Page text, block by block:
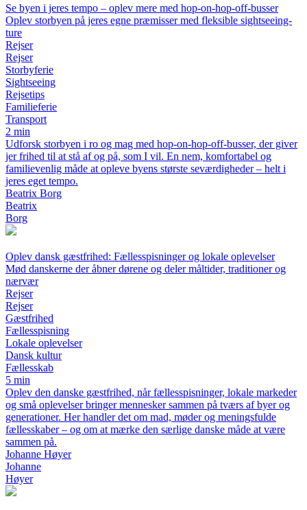
Se byen i jeres tempo – oplev mere med hop-on-hop-off-busser
Oplev storbyen på jeres egne præmisser med fleksible sightseeing-
ture
Rejser
Rejser
Storbyferie
Sightseeing
Rejsetips
Familieferie
Transport
2 min
Udforsk storbyen i ro og mag med hop-on-hop-off-busser, der giver
jer frihed til at stå af og på, som I vil. En nem, komfortabel og
familievenlig måde at opleve byens største seværdigheder – helt i
jeres eget tempo.
Beatrix Borg
Beatrix
Borg
Oplev dansk gæstfrihed: Fællesspisninger og lokale oplevelser
Mød danskerne der åbner dørene og deler måltider, traditioner og
nærvær
Rejser
Rejser
Gæstfrihed
Fællesspisning
Lokale oplevelser
Dansk kultur
Fællesskab
5 min
Oplev den danske gæstfrihed, når fællesspisninger, lokale markeder
og små oplevelser bringer mennesker sammen på tværs af byer og
generationer. Her handler det om mad, møder og meningsfulde
fællesskaber – og om at mærke den særlige danske måde at være
sammen på.
Johanne Høyer
Johanne
Høyer